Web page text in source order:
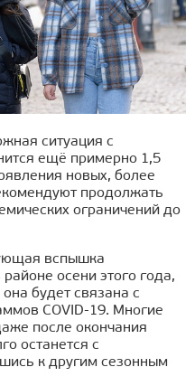
ситуация с
ещё примерно 1,5
новых, более
продолжать
ограничений до
вспышка
осени этого года,
будет связана с
COVID-19. Многие
после окончания
останется с
к другим сезонным